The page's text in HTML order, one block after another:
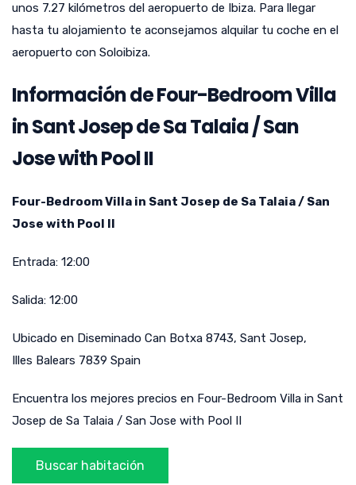
unos 7.27 kilómetros del aeropuerto de Ibiza. Para llegar
hasta tu alojamiento te aconsejamos alquilar tu coche en el
aeropuerto con Soloibiza.
Información de Four-Bedroom Villa
in Sant Josep de Sa Talaia / San
Jose with Pool II
Four-Bedroom Villa in Sant Josep de Sa Talaia / San
Jose with Pool II
Entrada: 12:00
Salida: 12:00
Ubicado en Diseminado Can Botxa 8743, Sant Josep,
Illes Balears 7839 Spain
Encuentra los mejores precios en Four-Bedroom Villa in Sant
Josep de Sa Talaia / San Jose with Pool II